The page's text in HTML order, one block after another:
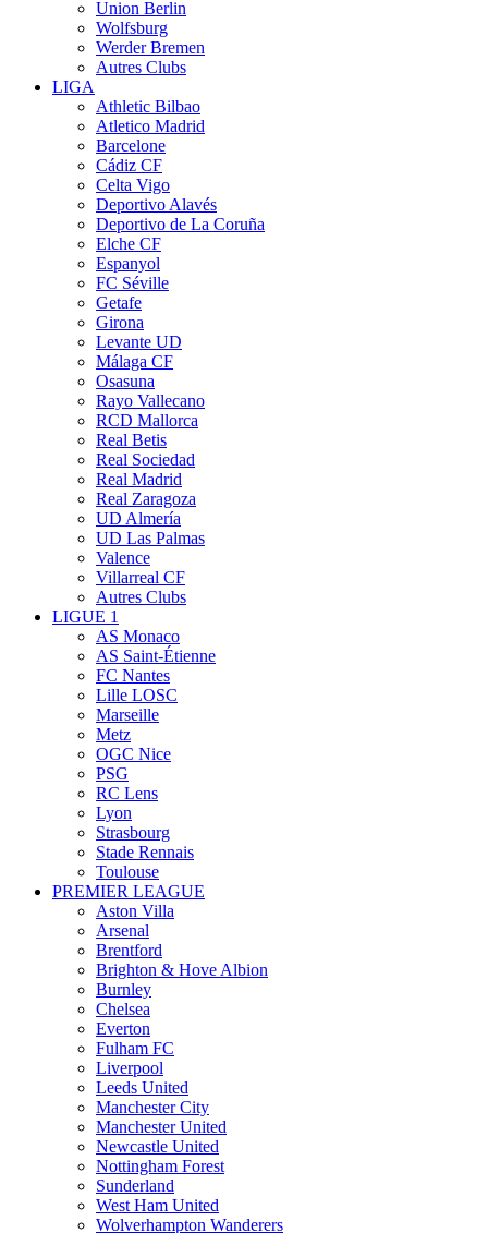
Union Berlin
Wolfsburg
Werder Bremen
Autres Clubs
LIGA
Athletic Bilbao
Atletico Madrid
Barcelone
Cádiz CF
Celta Vigo
Deportivo Alavés
Deportivo de La Coruña
Elche CF
Espanyol
FC Séville
Getafe
Girona
Levante UD
Málaga CF
Osasuna
Rayo Vallecano
RCD Mallorca
Real Betis
Real Sociedad
Real Madrid
Real Zaragoza
UD Almería
UD Las Palmas
Valence
Villarreal CF
Autres Clubs
LIGUE 1
AS Monaco
AS Saint-Étienne
FC Nantes
Lille LOSC
Marseille
Metz
OGC Nice
PSG
RC Lens
Lyon
Strasbourg
Stade Rennais
Toulouse
PREMIER LEAGUE
Aston Villa
Arsenal
Brentford
Brighton & Hove Albion
Burnley
Chelsea
Everton
Fulham FC
Liverpool
Leeds United
Manchester City
Manchester United
Newcastle United
Nottingham Forest
Sunderland
West Ham United
Wolverhampton Wanderers